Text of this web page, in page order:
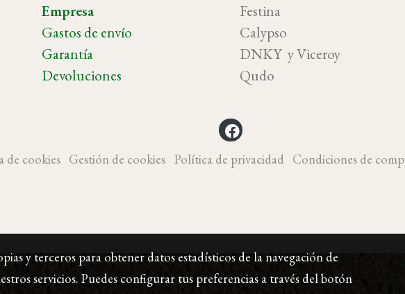
Empresa
Gastos de envío
Garantía
Devoluciones
Festina
Calypso
DNKY y Viceroy
Qudo
de cookies Gestión de cookies Política de privacidad Condiciones de
y terceros para obtener datos estadísticos de la navegación de
servicios. Puedes configurar tus preferencias a través del botón